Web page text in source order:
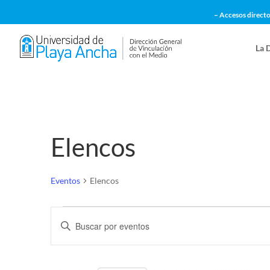
– Accesos
La
Elencos
Eventos Elencos
Eventos
de
búsqueda
Introduce
palabra